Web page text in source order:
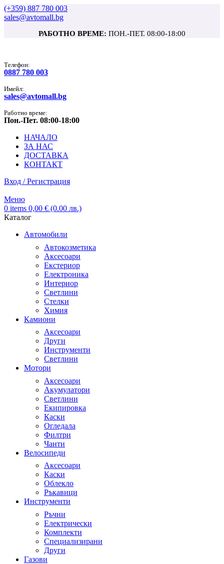
(+359) 887 780 003
sales@avtomall.bg
РАБОТНО ВРЕМЕ: ПОН.-ПЕТ. 08:00-18:00
Tелефон:
0887 780 003
Имейл:
sales@avtomall.bg
Работно време:
Пон.-Пет. 08:00-18:00
НАЧАЛО
ЗА НАС
ДОСТАВКА
КОНТАКТ
Вход / Регистрация
Меню
0 items 0,00 € (0.00 лв.)
Каталог
Автомобили
Автокозметика
Аксесоари
Екстериор
Електроника
Интериор
Светлини
Стелки
Химия
Камиони
Аксесоари
Други
Инструменти
Светлини
Мотори
Аксесоари
Акумулатори
Светлини
Екипировка
Каски
Огледала
Филтри
Чанти
Велосипеди
Аксесоари
Каски
Облекло
Ръкавици
Инструменти
Ръчни
Електрически
Комплекти
Специализирани
Други
Газови